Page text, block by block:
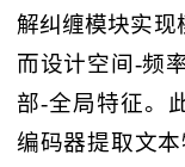
解纠缠模块实现
而设计空间-频
部-全局特征。
编码器提取文